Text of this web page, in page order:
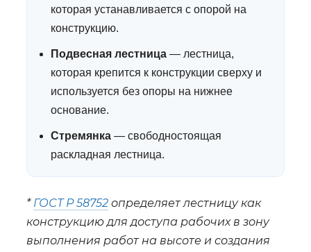
которая устанавливается с опорой на
конструкцию.
Подвесная лестница — лестница,
которая крепится к конструкции сверху и
используется без опоры на нижнее
основание.
Стремянка — свободностоящая
раскладная лестница.
* ГОСТ Р 58752 определяет лестницу как
конструкцию для доступа рабочих в зону
выполнения работ на высоте и создания